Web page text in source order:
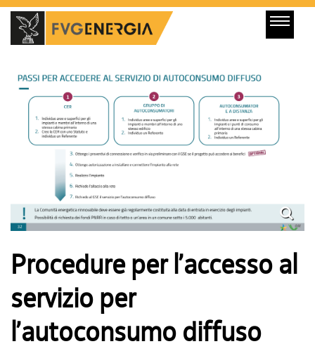
Procedure per l’accesso al
servizio per
l’autoconsumo diffuso